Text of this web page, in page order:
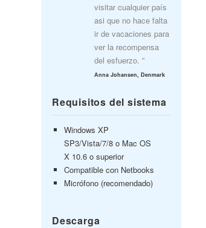
visitar cualquier país
asi que no hace falta
ir de vacaciones para
ver la recompensa
del esfuerzo. ”
Anna Johansen, Denmark
Requisitos del sistema
Windows XP
SP3/Vista/7/8 o Mac OS
X 10.6 o superior
Compatible con Netbooks
Micrófono (recomendado)
Descarga